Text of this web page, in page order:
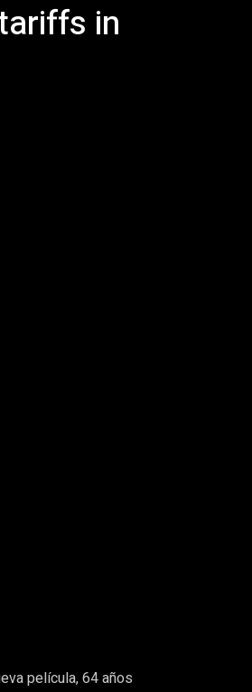
in
película, 64 años